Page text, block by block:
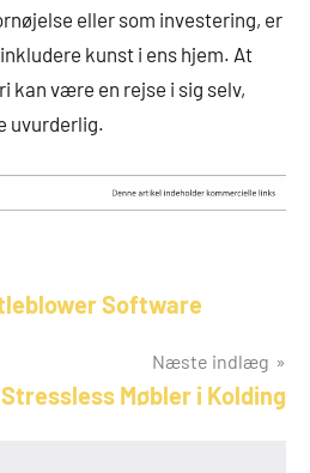
eller som investering, er
kunst i ens hjem. At
kan være en rejse i sig selv,
uvurderlig.
Software
Næste indlæg
Stressless Møbler i Kolding